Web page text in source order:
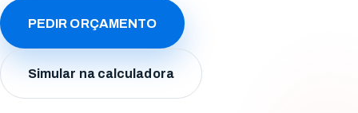
Guarapuava
PEDIR ORÇAMENTO
Simular na calculadora